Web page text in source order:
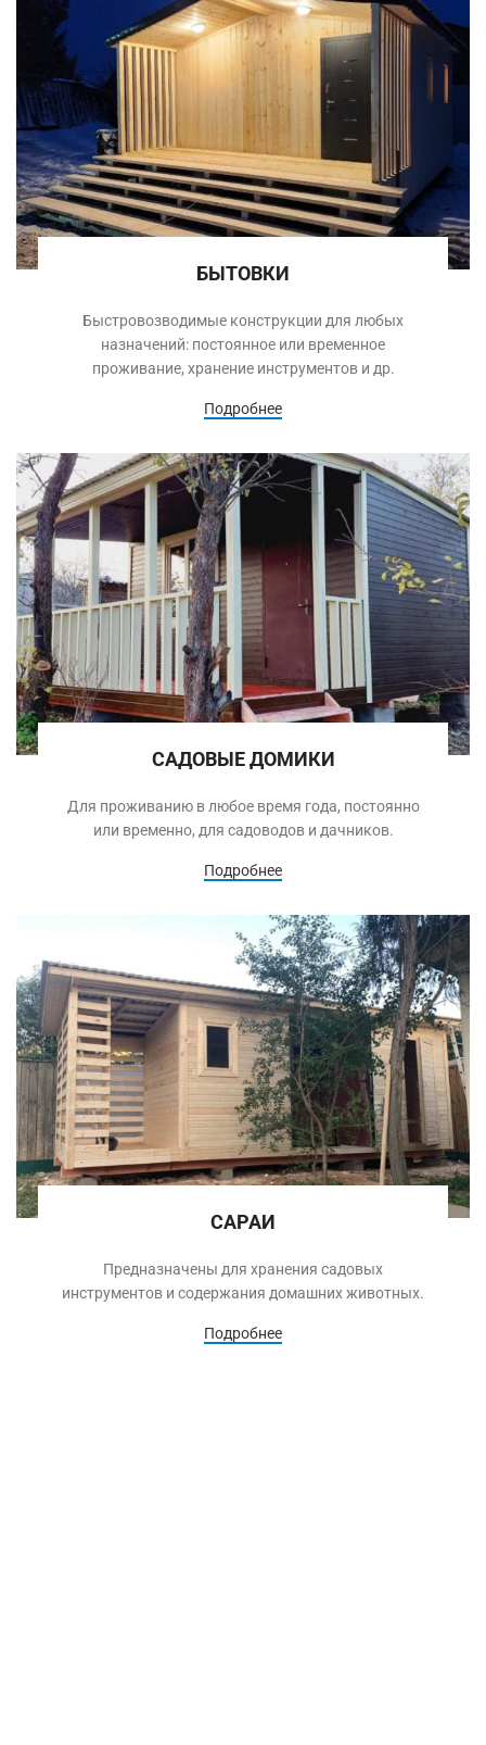
БЫТОВКИ
Быстровозводимые конструкции для любых
назначений: постоянное или временное
проживание, хранение инструментов и др.
Подробнее
САДОВЫЕ ДОМИКИ
Для проживанию в любое время года, постоянно
или временно, для садоводов и дачников.
Подробнее
САРАИ
Предназначены для хранения садовых
инструментов и содержания домашних животных.
Подробнее